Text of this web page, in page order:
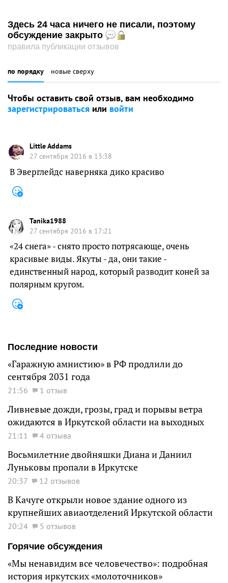
Здесь 24 часа ничего не писали, поэтому
обсуждение закрыто
правила публикации отзывов
по порядку новые сверху
Чтобы оставить свой отзыв, вам необходимо
зарегистрироваться или войти
Little Addams
27 сентября 2016 в 13:38
В Эверглейдс наверняка дико красиво
Tanika1988
27 сентября 2016 в 17:21
«24 снега» - снято просто потрясающе, очень
красивые виды. Якуты - да, они такие -
единственный народ, который разводит коней за
полярным кругом.
Последние новости
«Гаражную амнистию» в РФ продлили до
сентября 2031 года
21:56 1 отзыв
Ливневые дожди, грозы, град и порывы ветра
ожидаются в Иркутской области на выходных
21:11 4 отзыва
Восьмилетние двойняшки Диана и Даниил
Луньковы пропали в Иркутске
20:37 12 отзывов
В Качуге открыли новое здание одного из
крупнейших авиаотделений Иркутской области
20:24
5 отзывов
Горячие обсуждения
«Мы ненавидим все человечество»: подробная
история иркутских «молоточников»